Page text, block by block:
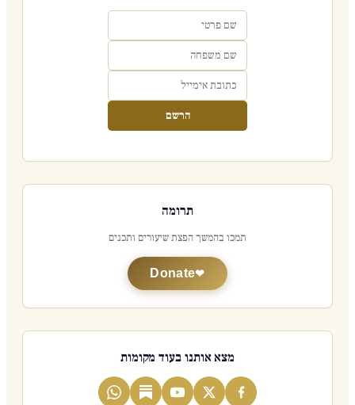
הרשם
תרומה
תמכו בהמשך הפצת שיעורים ותכנים
Donate
מצא אותנו בעוד מקומות